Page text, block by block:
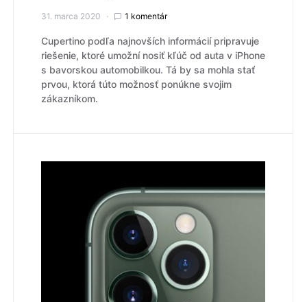
31. marca 2020 1 komentár
Cupertino podľa najnovších informácií pripravuje
riešenie, ktoré umožní nosiť kľúč od auta v iPhone
s bavorskou automobilkou. Tá by sa mohla stať
prvou, ktorá túto možnosť ponúkne svojim
zákazníkom.